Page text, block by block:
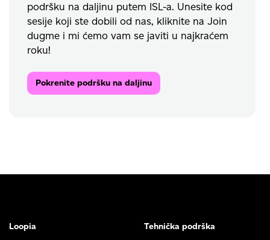
podršku na daljinu putem ISL-a. Unesite kod
sesije koji ste dobili od nas, kliknite na Join
dugme i mi ćemo vam se javiti u najkraćem
roku!
Pokrenite podršku na daljinu
Loopia Tehnička podrška